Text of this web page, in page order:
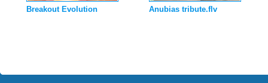
Breakout Evolution Anubias tribute.flv